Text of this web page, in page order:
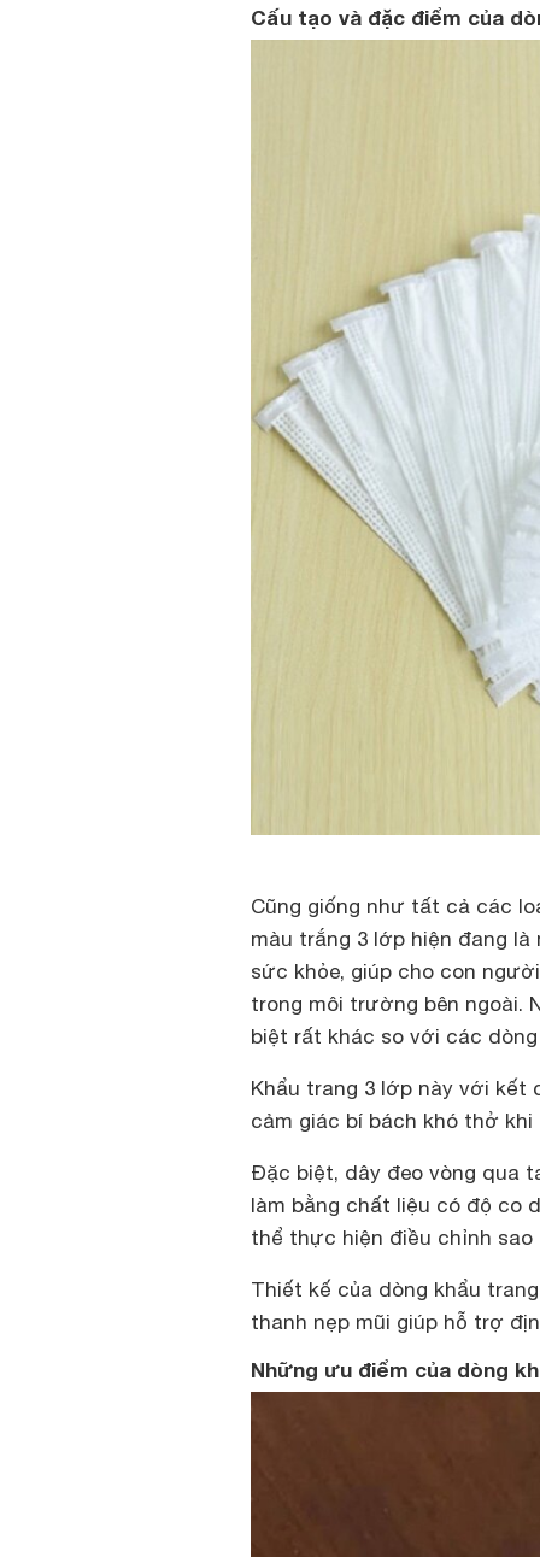
Cấu tạo và đặc điểm của
Cũng giống như tất cả các
màu trắng 3 lớp hiện đang
sức khỏe, giúp cho con
trong môi trường bên ngoài.
biệt rất khác so với các
Khẩu trang 3 lớp này với kết
cảm giác bí bách khó thở khi
Đặc biệt, dây đeo vòng qua
làm bằng chất liệu có độ co
thể thực hiện điều chỉnh
Thiết kế của dòng khẩu
thanh nẹp mũi giúp hỗ trợ
Những ưu điểm của dòng